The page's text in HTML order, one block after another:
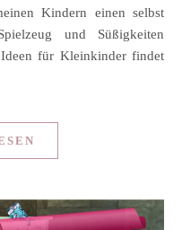
Kindern einen selbst
und Süßigkeiten
für Kleinkinder findet